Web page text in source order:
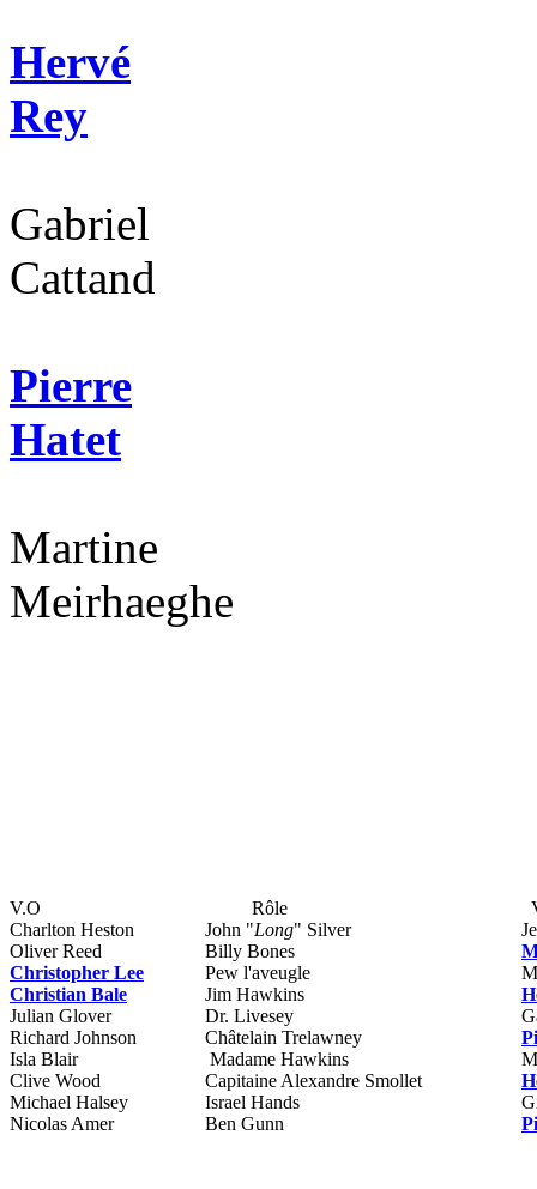
Hervé
Rey
Gabriel
Cattand
Pierre
Hatet
Martine
Meirhaeghe
V.O Rôle
Charlton Heston
John "Long" Silver
Oliver Reed
Billy Bones
Christopher Lee
Pew l'aveugle
Christian Bale
Jim Hawkins
Julian Glover
Dr. Livesey
Richard Johnson
Châtelain Trelawney
Isla Blair
Madame Hawkins
Clive Wood
Capitaine Alexandre Smollet
Michael Halsey
Israel Hands
Nicolas Amer
Ben Gunn